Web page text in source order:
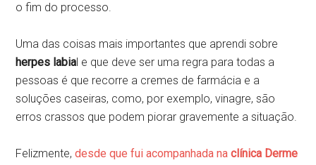
o fim do processo.
Uma das coisas mais importantes que aprendi sobre
herpes labial e que deve ser uma regra para todas a
pessoas é que recorre a cremes de farmácia e a
soluções caseiras, como, por exemplo, vinagre, são
erros crassos que podem piorar gravemente a situação.
Felizmente,desde que fui acompanhada naclínica Derme